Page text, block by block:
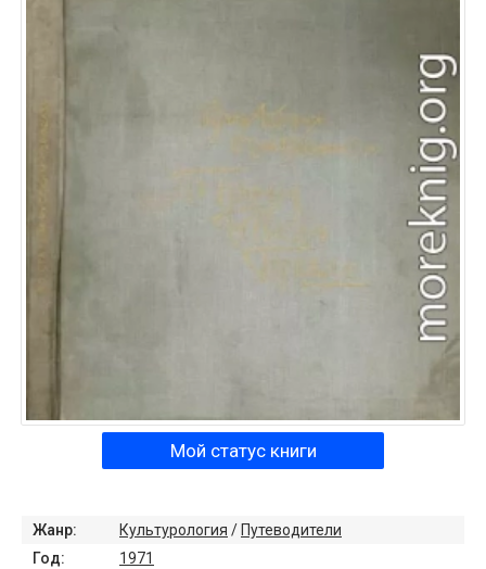
Мой статус книги
Жанр: Культурология / Путеводители
Год:
1971